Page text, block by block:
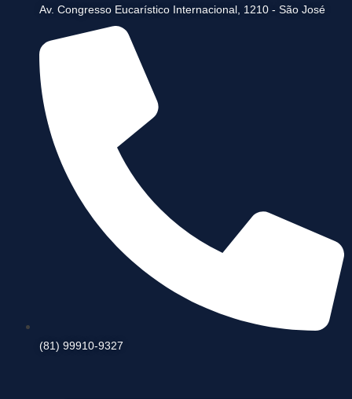
Av. Congresso Eucarístico Internacional, 1210 - São José
(81) 99910-9327